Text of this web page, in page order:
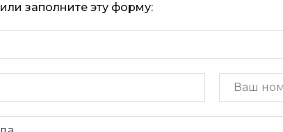
или заполните эту форму: